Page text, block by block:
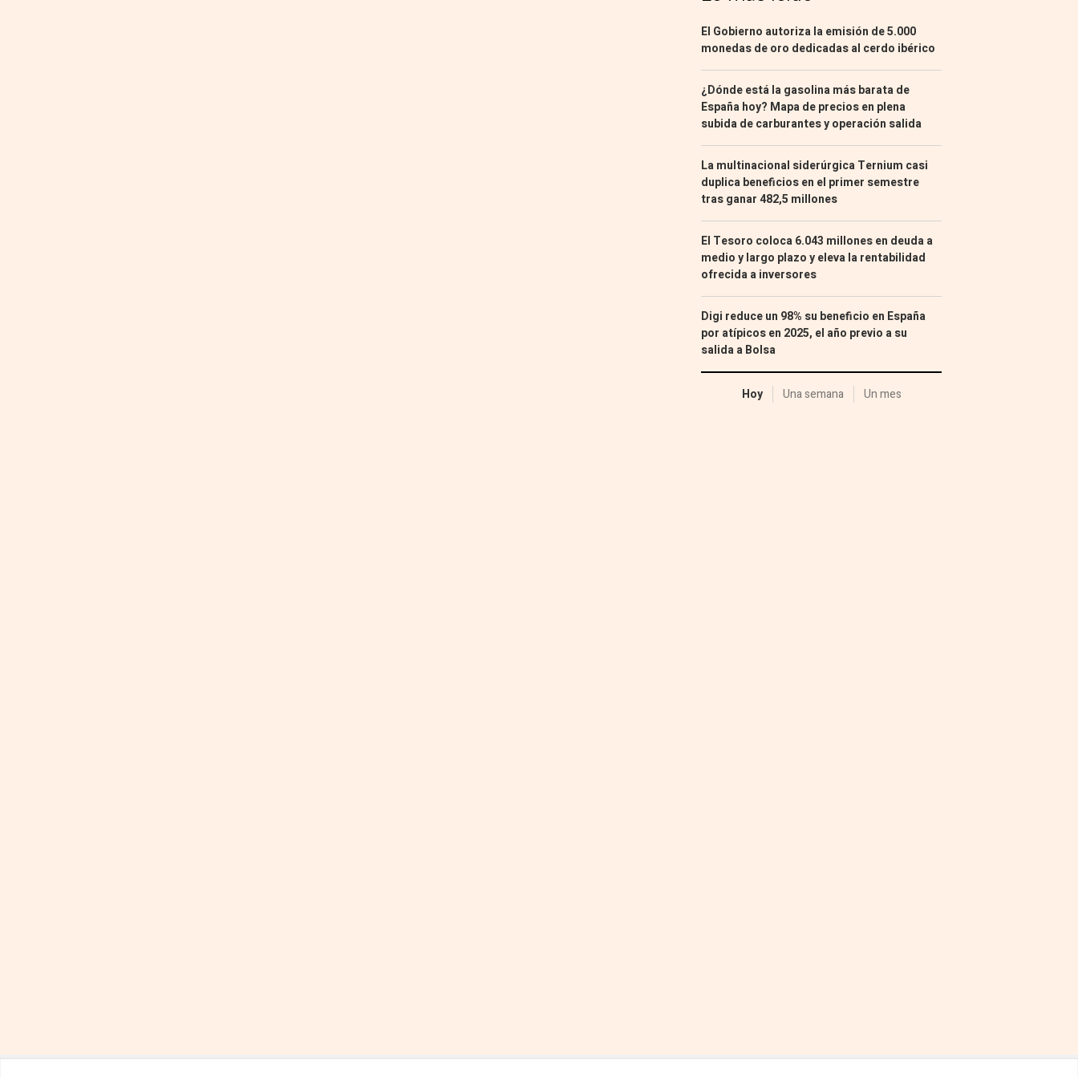
El Gobierno autoriza la emisión de 5.000
monedas de oro dedicadas al cerdo ibérico
¿Dónde está la gasolina más barata de
España hoy? Mapa de precios en plena
subida de carburantes y operación salida
La multinacional siderúrgica Ternium casi
duplica beneficios en el primer semestre
tras ganar 482,5 millones
El Tesoro coloca 6.043 millones en deuda a
medio y largo plazo y eleva la rentabilidad
ofrecida a inversores
Digi reduce un 98% su beneficio en España
por atípicos en 2025, el año previo a su
salida a Bolsa
Hoy Una semana Un mes